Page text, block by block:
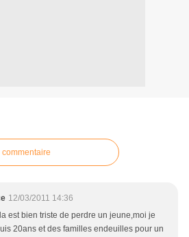
12/03/2011 14:36
est bien triste de perdre un jeune,moi je
20ans et des familles endeuilles pour un